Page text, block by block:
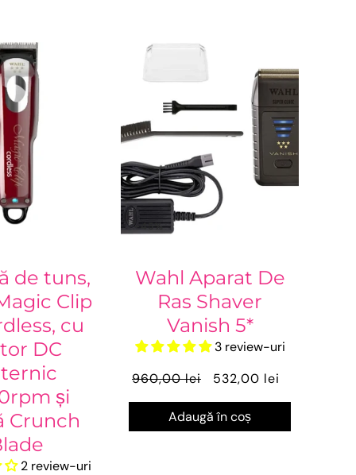
de tuns,
Clip
cu
DC
și
Crunch
2 review-uri
-45%
Wahl Aparat De
Ras Shaver
Vanish 5*
3 review-uri
960,00 lei
532,00 lei
Adaugă în coș